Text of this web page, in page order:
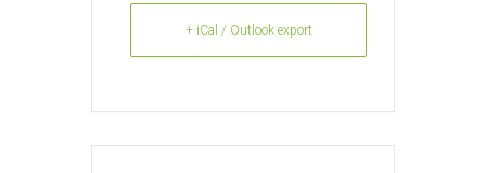
+ iCal / Outlook export